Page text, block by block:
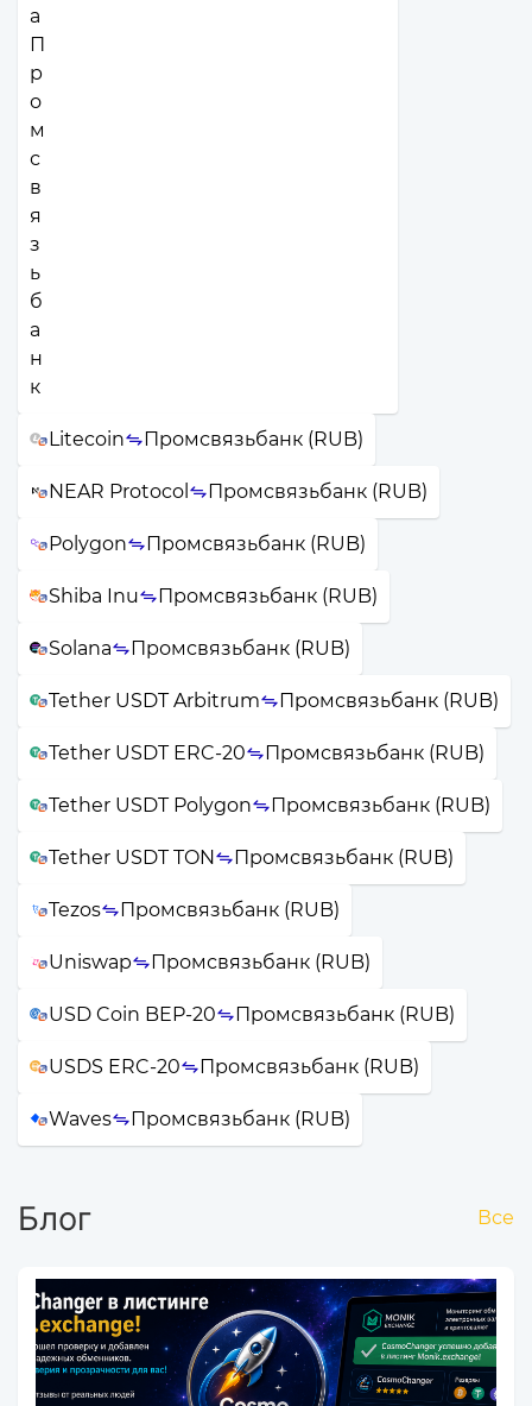
Litecoin Промсвязьбанк (RUB)
NEAR Protocol Промсвязьбанк (RUB)
Polygon Промсвязьбанк (RUB)
Shiba Inu Промсвязьбанк (RUB)
Solana Промсвязьбанк (RUB)
Tether USDT Arbitrum Промсвязьбанк (RUB)
Tether USDT ERC-20 Промсвязьбанк (RUB)
Tether USDT Polygon Промсвязьбанк (RUB)
Tether USDT TON Промсвязьбанк (RUB)
Tezos Промсвязьбанк (RUB)
Uniswap Промсвязьбанк (RUB)
USD Coin BEP-20 Промсвязьбанк (RUB)
USDS ERC-20 Промсвязьбанк (RUB)
Waves Промсвязьбанк (RUB)
Блог Все